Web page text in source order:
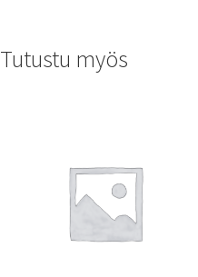
Tutustu myös